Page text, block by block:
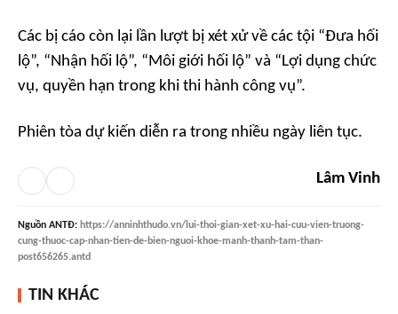
Các bị cáo còn lại lần lượt bị xét xử về các tội “Đưa hối
lộ”, “Nhận hối lộ”, “Môi giới hối lộ” và “Lợi dụng chức
vụ, quyền hạn trong khi thi hành công vụ”.
Phiên tòa dự kiến diễn ra trong nhiều ngày liên tục.
Lâm Vinh
Nguồn ANTĐ: https://anninhthudo.vn/lui-thoi-gian-xet-xu-hai-cuu-vien-truong-
cung-thuoc-cap-nhan-tien-de-bien-nguoi-khoe-manh-thanh-tam-than-
post656265.antd
TIN KHÁC